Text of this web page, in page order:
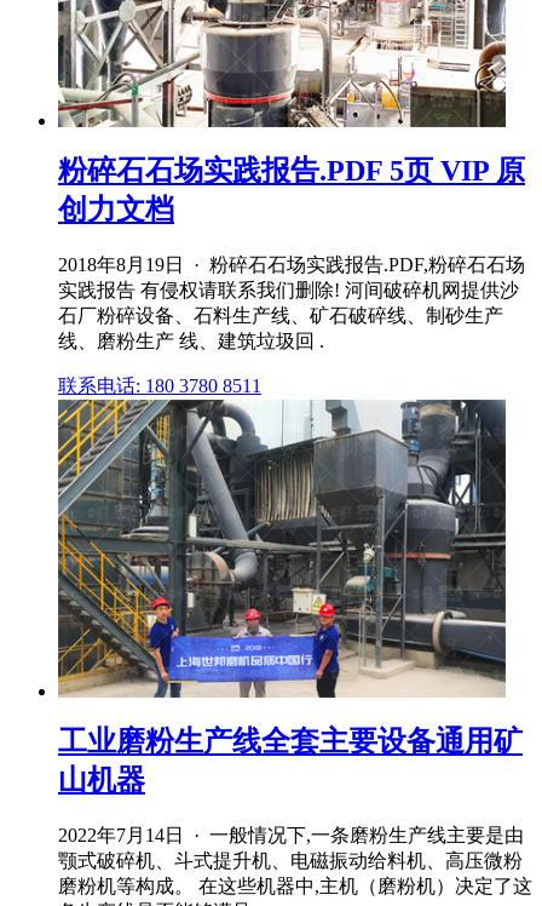
粉碎石石场实践报告.PDF 5页 VIP 原
创力文档
2018年8月19日 · 粉碎石石场实践报告.PDF,粉碎石石场
实践报告 有侵权请联系我们删除! 河间破碎机网提供沙
石厂粉碎设备、石料生产线、矿石破碎线、制砂生产
线、磨粉生产 线、建筑垃圾回 .
联系电话: 180 3780 8511
工业磨粉生产线全套主要设备通用矿
山机器
2022年7月14日 · 一般情况下,一条磨粉生产线主要是由
颚式破碎机、斗式提升机、电磁振动给料机、高压微粉
磨粉机等构成。 在这些机器中,主机（磨粉机）决定了这